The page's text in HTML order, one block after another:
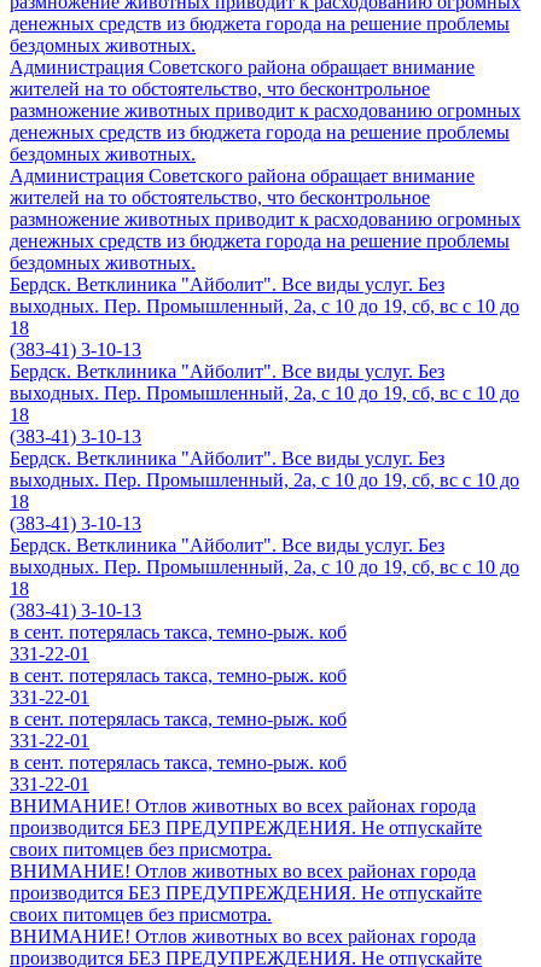
денежных средств из бюджета города на решение проблемы
бездомных животных.
Администрация Советского района обращает внимание
жителей на то обстоятельство, что бесконтрольное
размножение животных приводит к расходованию огромных
денежных средств из бюджета города на решение проблемы
бездомных животных.
Администрация Советского района обращает внимание
жителей на то обстоятельство, что бесконтрольное
размножение животных приводит к расходованию огромных
денежных средств из бюджета города на решение проблемы
бездомных животных.
Бердск. Ветклиника "Айболит". Все виды услуг. Без
выходных. Пер. Промышленный, 2а, с 10 до 19, сб, вс с 10 до
18
(383-41) 3-10-13
Бердск. Ветклиника "Айболит". Все виды услуг. Без
выходных. Пер. Промышленный, 2а, с 10 до 19, сб, вс с 10 до
18
(383-41) 3-10-13
Бердск. Ветклиника "Айболит". Все виды услуг. Без
выходных. Пер. Промышленный, 2а, с 10 до 19, сб, вс с 10 до
18
(383-41) 3-10-13
Бердск. Ветклиника "Айболит". Все виды услуг. Без
выходных. Пер. Промышленный, 2а, с 10 до 19, сб, вс с 10 до
18
(383-41) 3-10-13
в сент. потерялась такса, темно-рыж. коб
331-22-01
в сент. потерялась такса, темно-рыж. коб
331-22-01
в сент. потерялась такса, темно-рыж. коб
331-22-01
в сент. потерялась такса, темно-рыж. коб
331-22-01
ВНИМАНИЕ! Отлов животных во всех районах города
производится БЕЗ ПРЕДУПРЕЖДЕНИЯ. Не отпускайте
своих питомцев без присмотра.
ВНИМАНИЕ! Отлов животных во всех районах города
производится БЕЗ ПРЕДУПРЕЖДЕНИЯ. Не отпускайте
своих питомцев без присмотра.
ВНИМАНИЕ! Отлов животных во всех районах города
производится БЕЗ ПРЕДУПРЕЖДЕНИЯ. Не отпускайте